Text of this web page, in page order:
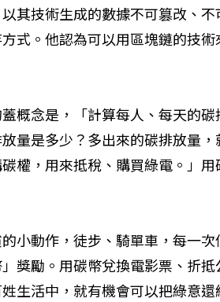
其技術生成的數據不可篡改、
式。他認為可以用區塊鏈的技
概念是，「計算每人、每天的
量是多少？多出來的碳排放量
權，用來抵稅、購買綠電。」
小動作，徒步、騎單車，每一
獎勵。用碳幣兌換電影票、折
生活中，就有機會可以把綠意還